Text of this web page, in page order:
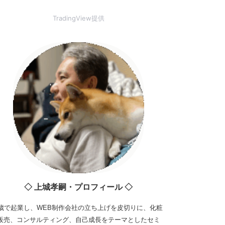
TradingView提供
◇ 上城孝嗣・プロフィール ◇
で起業し、WEB制作会社の立ち上げを皮切りに、化粧
売、コンサルティング、自己成長をテーマとしたセミ